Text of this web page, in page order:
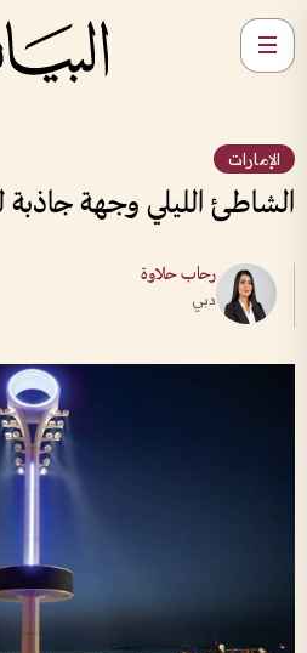
الإمارات
الشاطئ الليلي وجهة جاذبة
رحاب حلاوة
دبي